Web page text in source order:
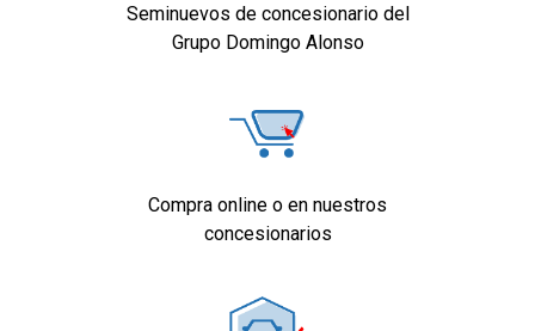
Seminuevos de concesionario del
Grupo Domingo Alonso
Compra online o en nuestros
concesionarios